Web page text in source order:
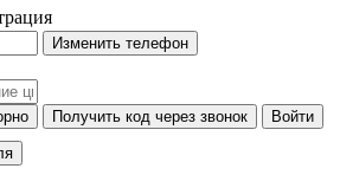
Изменить телефон
Получить код через звонок Войти